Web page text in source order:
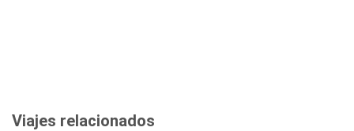
Viajes relacionados